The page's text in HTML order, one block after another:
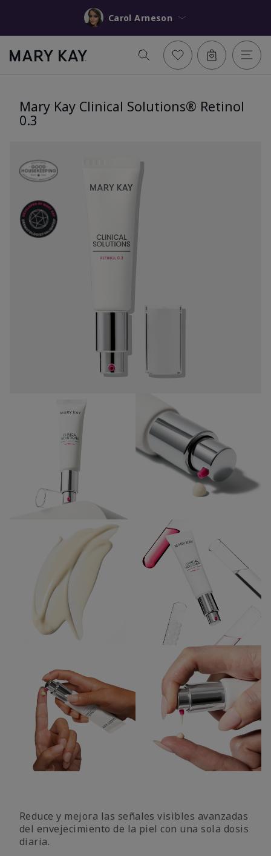
Carol Arneson
Mary Kay Clinical Solutions® Retinol
0.3
Reduce y mejora las señales visibles avanzadas
del envejecimiento de la piel con una sola dosis
diaria.